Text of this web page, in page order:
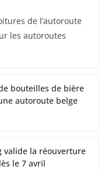
de l’autoroute
les autoroutes
bouteilles de bière
autoroute belge
valide la réouverture
le 7 avril